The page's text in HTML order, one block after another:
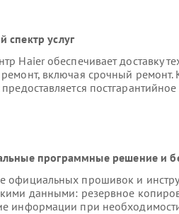
спектр услуг
Haier обеспечивает доставку
включая срочный ремонт.
программные решение и
официальных прошивок и
данными: резервное
информации при